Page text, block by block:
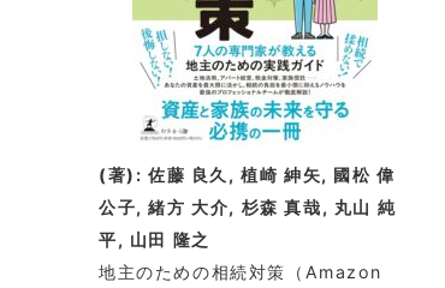
(著): 佐藤 良久, 植崎 紳矢, 國松 偉
公子, 緒方 大介, 杉森 真哉, 丸山 純
平, 山田 隆之
地主のための相続対策
（Amazon